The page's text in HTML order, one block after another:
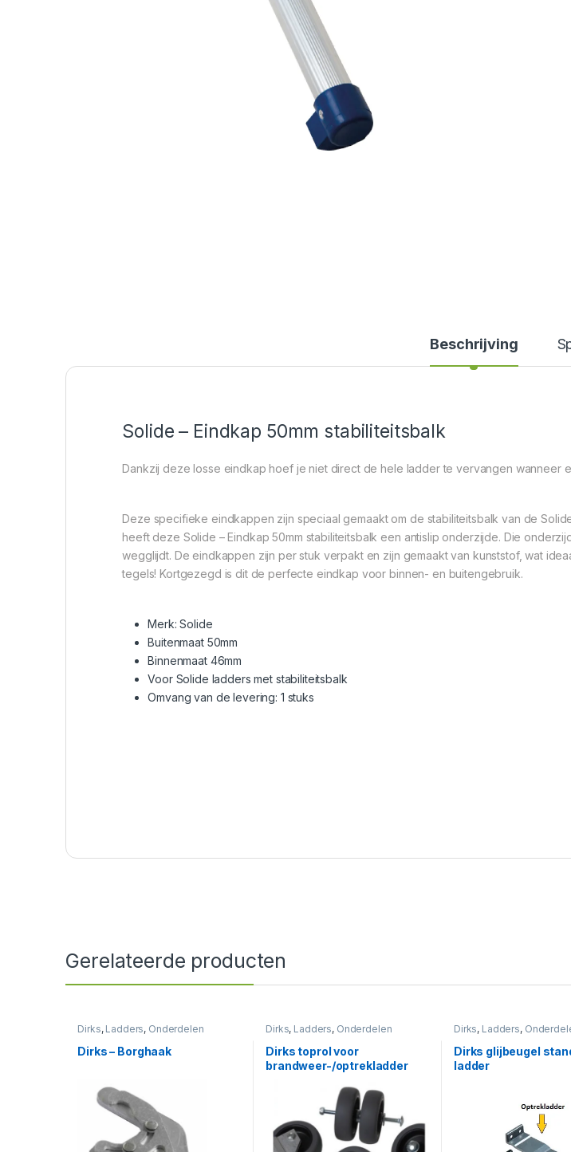
Beschrijving
Solide – Eindkap 50mm stabiliteitsbalk
Dankzij deze losse eindkap hoef je niet direct de hele ladder te vervangen wanneer
Deze specifieke eindkappen zijn speciaal gemaakt om de stabiliteitsbalk van de
heeft deze Solide – Eindkap 50mm stabiliteitsbalk een antislip onderzijde. Die
wegglijdt. De eindkappen zijn per stuk verpakt en zijn gemaakt van kunststof, wat
tegels! Kortgezegd is dit de perfecte eindkap voor binnen- en buitengebruik.
Merk: Solide
Buitenmaat 50mm
Binnenmaat 46mm
Voor Solide ladders met stabiliteitsbalk
Omvang van de levering: 1 stuks
Gerelateerde producten
Dirks, Ladders, Onderdelen
Dirks – Borghaak
Dirks, Ladders, Onderdelen
Dirks toprol voor
brandweer-/optrekladder
Dirks, Ladders,
Dirks glijbeugel
ladder